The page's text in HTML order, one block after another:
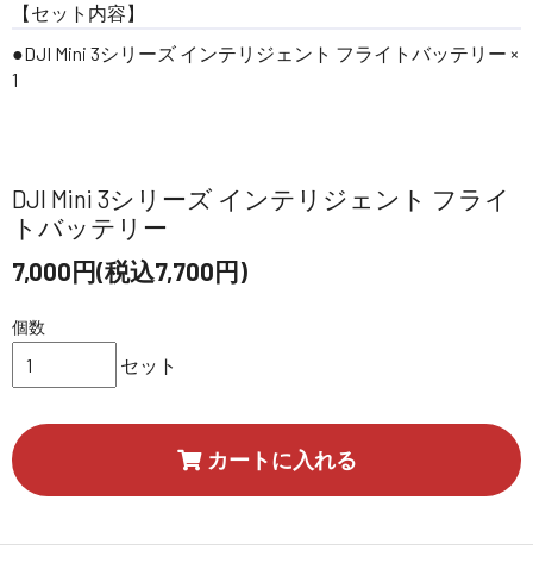
【セット内容】
●DJI Mini 3シリーズ インテリジェント フライトバッテリー ×
1
DJI Mini 3シリーズ インテリジェント フライ
トバッテリー
7,000円(税込7,700円)
個数
セット
カートに入れる